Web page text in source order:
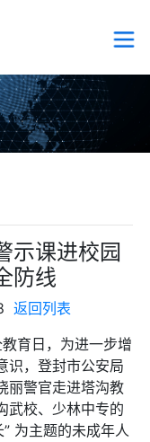
示课进校园
防线
返回列表
育日，为进一步增
识，登封市公安局
丽警官走进塔沟教
武校、少林中专的
为主题的未成年人